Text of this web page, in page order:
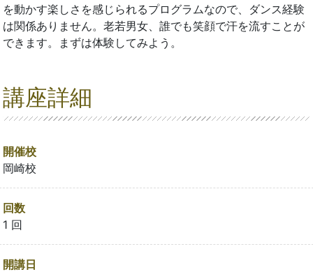
を動かす楽しさを感じられるプログラムなので、ダンス経験
は関係ありません。老若男女、誰でも笑顔で汗を流すことが
できます。まずは体験してみよう。
講座詳細
開催校
岡崎校
回数
1 回
開講日